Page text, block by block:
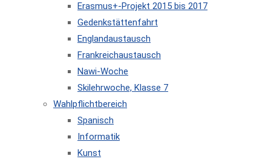
Erasmus+-Projekt 2015 bis 2017
Gedenkstättenfahrt
Englandaustausch
Frankreichaustausch
Nawi-Woche
Skilehrwoche, Klasse 7
Wahlpflichtbereich
Spanisch
Informatik
Kunst